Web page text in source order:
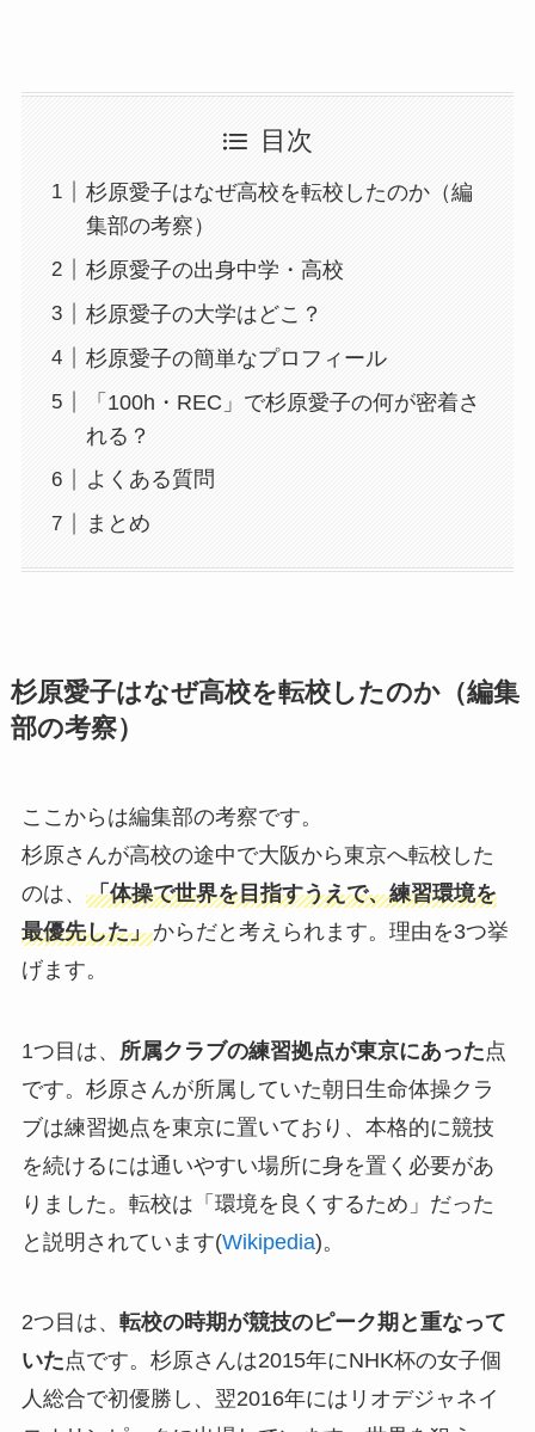
目次
杉原愛子はなぜ高校を転校したのか（編
集部の考察）
杉原愛子の出身中学・高校
杉原愛子の大学はどこ？
杉原愛子の簡単なプロフィール
「100h・REC」で杉原愛子の何が密着さ
れる？
よくある質問
まとめ
杉原愛子はなぜ高校を転校したのか（編集
部の考察）
ここからは編集部の考察です。
杉原さんが高校の途中で大阪から東京へ転校した
のは、 「体操で世界を目指すうえで、練習環境を
最優先した」からだと考えられます。理由を3つ挙
げます。
1つ目は、 所属クラブの練習拠点が東京にあった点
です。杉原さんが所属していた朝日生命体操クラ
ブは練習拠点を東京に置いており、本格的に競技
を続けるには通いやすい場所に身を置く必要があ
りました。転校は「環境を良くするため」だった
と説明されています(Wikipedia)。
2つ目は、 転校の時期が競技のピーク期と重なって
いた点です。杉原さんは2015年にNHK杯の女子個
人総合で初優勝し、翌2016年にはリオデジャネイ